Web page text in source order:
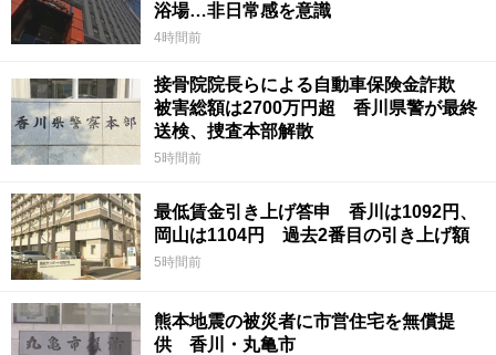
浴場…非日常感を意識
4時間前
接骨院院長らによる自動車保険金詐欺
被害総額は2700万円超 香川県警が最終
送検、捜査本部解散
5時間前
最低賃金引き上げ答申 香川は1092円、
岡山は1104円 過去2番目の引き上げ額
5時間前
熊本地震の被災者に市営住宅を無償提
供 香川・丸亀市